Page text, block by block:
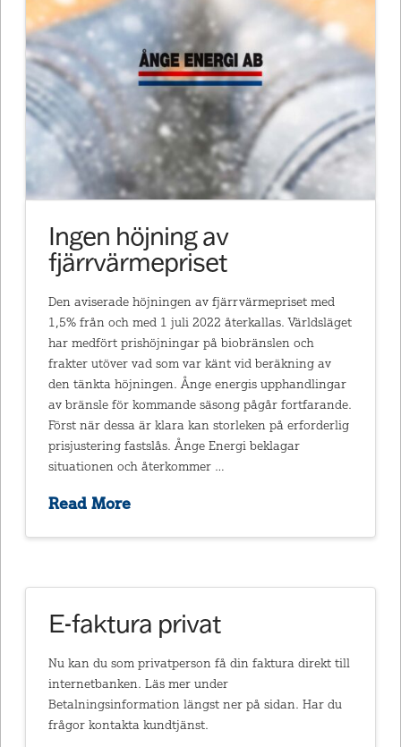
Ingen höjning av
fjärrvärmepriset
Den aviserade höjningen av fjärrvärmepriset med
1,5% från och med 1 juli 2022 återkallas. Världsläget
har medfört prishöjningar på biobränslen och
frakter utöver vad som var känt vid beräkning av
den tänkta höjningen. Ånge energis upphandlingar
av bränsle för kommande säsong pågår fortfarande.
Först när dessa är klara kan storleken på erforderlig
prisjustering fastslås. Ånge Energi beklagar
situationen och återkommer …
Read More
E-faktura privat
Nu kan du som privatperson få din faktura direkt till
internetbanken. Läs mer under
Betalningsinformation längst ner på sidan. Har du
frågor kontakta kundtjänst.